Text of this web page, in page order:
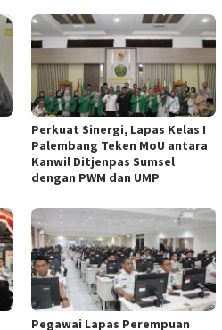
Perkuat Sinergi, Lapas Kelas I
Palembang Teken MoU antara
Kanwil Ditjenpas Sumsel
dengan PWM dan UMP
Pegawai Lapas Perempuan